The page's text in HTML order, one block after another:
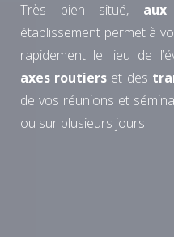
Très bien situé, aux
établissement permet à
rapidement le lieu de
axes routiers et des
de vos réunions et
ou sur plusieurs jours.